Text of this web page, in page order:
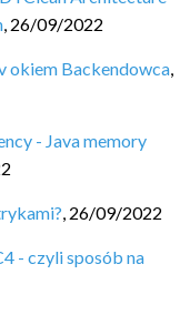
, 26/09/2022
okiem Backendowca,
- Java memory
, 26/09/2022
- czyli sposób na